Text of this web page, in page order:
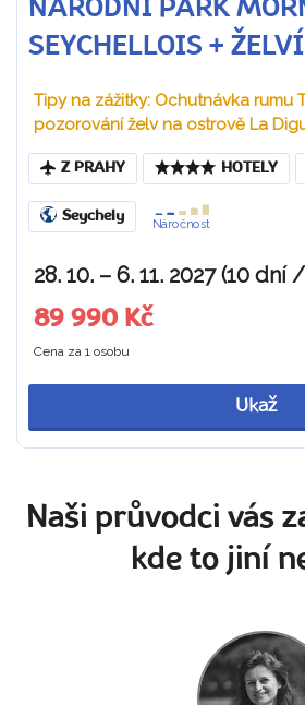
NÁRODNÍ PARK
SEYCHELLOIS +
Tipy na zážitky: Ochutnávka rumu
pozorování želv na ostrově La
Z PRAHY HOTELY
Seychely
Náročnost
28. 10. – 6. 11. 2027 (10 dní
89 990 Kč
Cena za 1 osobu
Ukaž
Naši průvodci vás
kde to jiní